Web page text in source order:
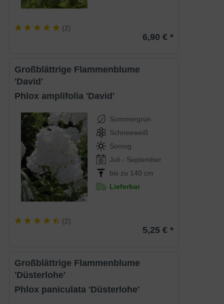
(2)
6,90 € *
Großblättrige Flammenblume
'David'
Phlox amplifolia 'David'
Sommergrün
Schneeweiß
Sonnig
Juli - September
bis zu 140 cm
Lieferbar
(2)
5,25 € *
Großblättrige Flammenblume
'Düsterlohe'
Phlox paniculata 'Düsterlohe'